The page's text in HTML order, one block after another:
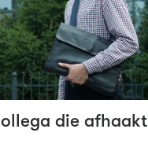
die afhaakt